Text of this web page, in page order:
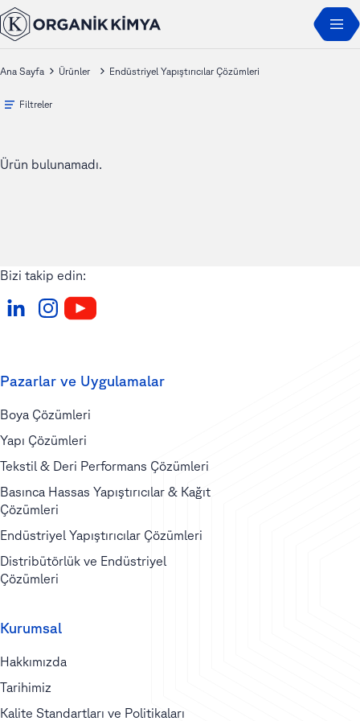
Ana Sayfa Ürünler Endüstriyel Yapıştırıcılar Çözümleri
Filtreler
Ürün bulunamadı.
Bizi takip edin:
Pazarlar ve Uygulamalar
Boya Çözümleri
Yapı Çözümleri
Tekstil & Deri Performans Çözümleri
Basınca Hassas Yapıştırıcılar & Kağıt
Çözümleri
Endüstriyel Yapıştırıcılar Çözümleri
Distribütörlük ve Endüstriyel
Çözümleri
Kurumsal
Hakkımızda
Tarihimiz
Kalite Standartları ve Politikaları